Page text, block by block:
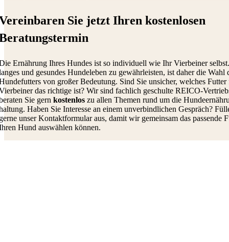
Sie jetzt Ihren kostenlosen
Ernährung Ihres Hundes ist so individuell wie Ihr Vierbeiner
und gesundes Hundeleben zu gewährleisten, ist daherdie Wahl
von großer Bedeutung. Sind Sie unsicher, welches
das richtige ist? Wir sind fachlich geschulte REICO-
Sie gern kostenlos zu allen Themen rund um die
Haben Sie Interesse an einem unverbindlichen Gespräch?
unser Kontaktformular aus, damit wir gemeinsam das passende
Hund auswählen können.